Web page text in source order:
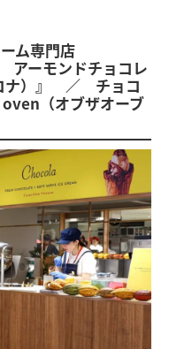
ム専門店
ーモンドチョコレ
ナ）』 ／ チョコ
（オブザオーブ